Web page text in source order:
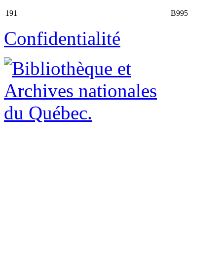
191 B995
Confidentialité